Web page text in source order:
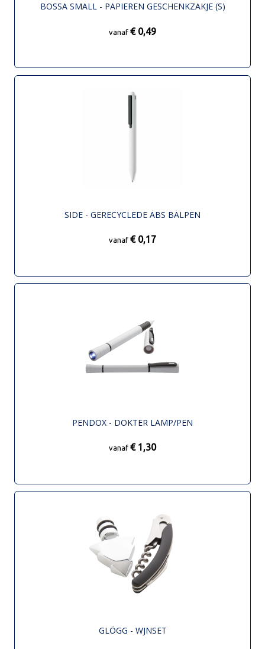
BOSSA SMALL - PAPIEREN GESCHENKZAKJE (S)
vanaf € 0,49
SIDE - GERECYCLEDE ABS BALPEN
vanaf € 0,17
PENDOX - DOKTER LAMP/PEN
vanaf € 1,30
GLÖGG - WJNSET